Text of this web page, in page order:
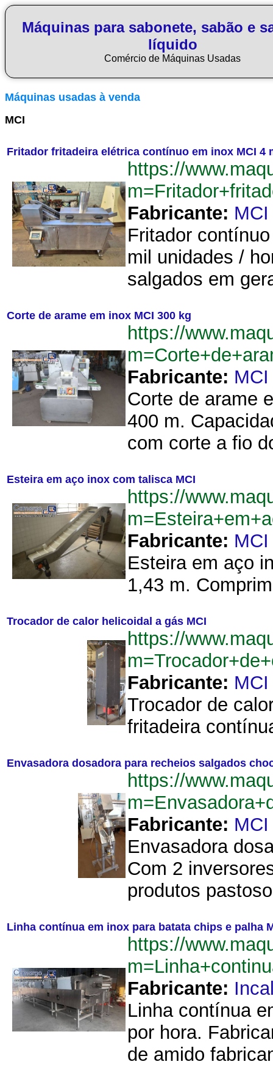
Máquinas para sabonete, sabão e
líquido
Comércio de Máquinas Usadas
Máquinas usadas à venda
MCI
Fritador fritadeira elétrica contínuo em inox MCI 4
https://
Fabricante: MCI
Fritador
mil unidades /
salgados em
Corte de arame em inox MCI 300 kg
https://
Fabricante: MCI
Corte de arame
400 m.
com corte a fio
Esteira em aço inox com talisca MCI
https://
Fabricante: MCI
Esteira em aço
1,43 m.
Trocador de calor helicoidal a gás MCI
https://
Fabricante: MCI
Trocador de
fritadeira
Envasadora dosadora para recheios salgados
https://
Fabricante: MCI
Envasadora
Com 2
produtos
Linha contínua em inox para batata chips e palha
https://
Fabricante:
Linha contínua
por hora.
de amido